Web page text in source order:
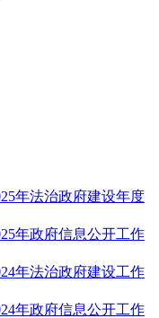
年法治政府建设年度
年政府信息公开工作
年法治政府建设工作
年政府信息公开工作